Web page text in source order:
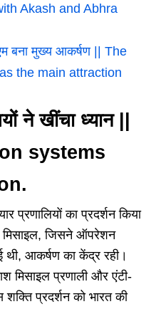
Akash and Abhra
बना मुख्य आकर्षण || The
the main attraction
ने खींचा ध्यान||
systems
प्रणालियों का प्रदर्शन किया
मिसाइल, जिसने ऑपरेशन
थी, आकर्षण का केंद्र रही।
मिसाइल प्रणाली और एंटी-
शक्ति प्रदर्शन को भारत की